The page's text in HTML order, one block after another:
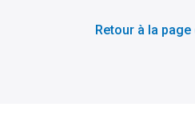
Retour à la